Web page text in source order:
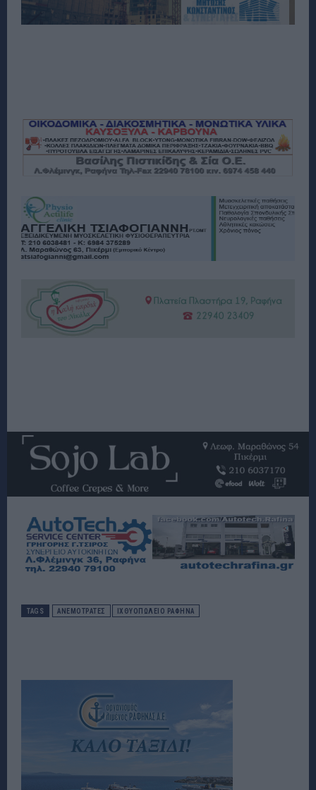
TAGS ΑΝΕΜΟΤΡΑΤΕΣ ΙΧΘΥΟΠΩΛΕΙΟ ΡΑΦΗΝΑ